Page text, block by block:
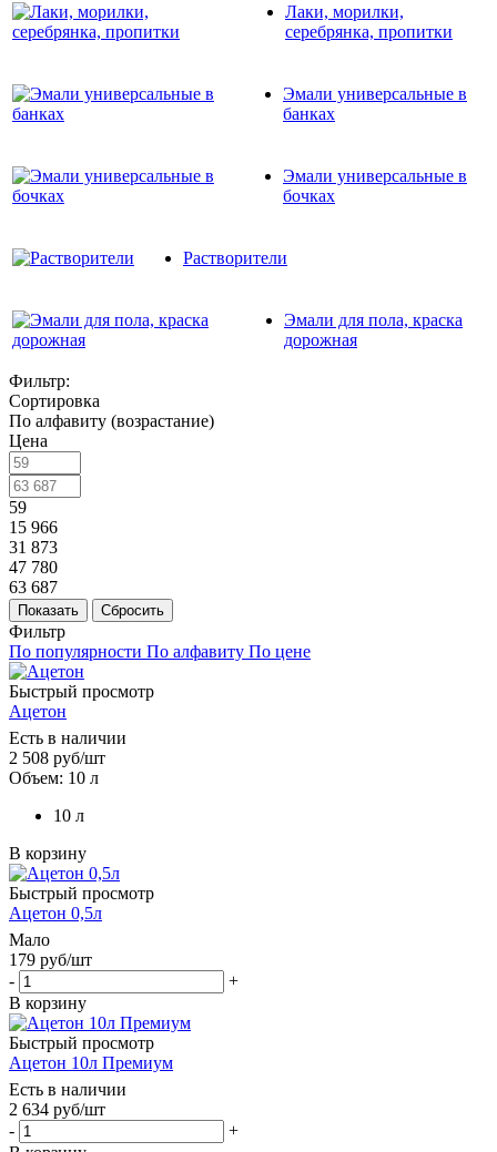
Лаки, морилки,
серебрянка, пропитки
Эмали универсальные в
банках
Эмали универсальные в
бочках
Растворители
Эмали для пола, краска
дорожная
Фильтр:
Сортировка
По алфавиту (возрастание)
Цена
59
15 966
31 873
47 780
63 687
Показать Сбросить
Фильтр
По популярности По алфавиту По цене
Быстрый просмотр
Ацетон
Есть в наличии
2 508 руб/шт
Объем: 10 л
10 л
В корзину
Быстрый просмотр
Ацетон 0,5л
Мало
179 руб/шт
-
+
В корзину
Быстрый просмотр
Ацетон 10л Премиум
Есть в наличии
2 634 руб/шт
-
+